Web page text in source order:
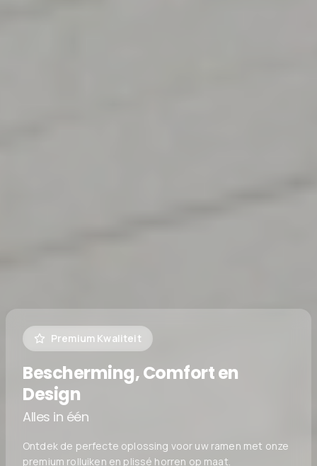
Premium Kwaliteit
Bescherming, Comfort en
Design
Alles in één
Ontdek de perfecte oplossing voor uw ramen met onze
premium rolluiken en plissé horren op maat.